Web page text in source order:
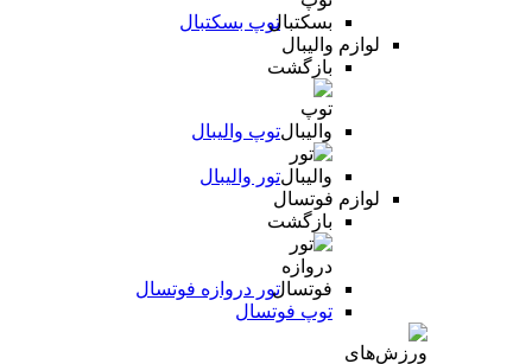
توپ بسکتبال
لوازم والیبال
بازگشت
توپ والیبال
تور والیبال
لوازم فوتسال
بازگشت
تور دروازه فوتسال
توپ فوتسال